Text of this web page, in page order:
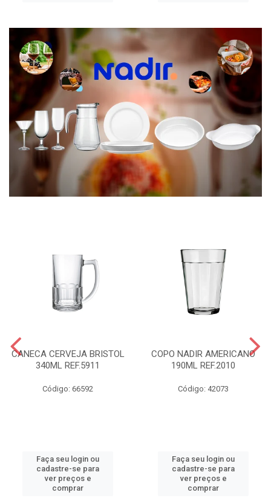
CANECA CERVEJA BRISTOL
340ML REF.5911
Código: 66592
Faça seu login ou
cadastre-se para
ver preços e
comprar
COPO NADIR AMERICANO
190ML REF.2010
Código: 42073
Faça seu login ou
cadastre-se para
ver preços e
comprar